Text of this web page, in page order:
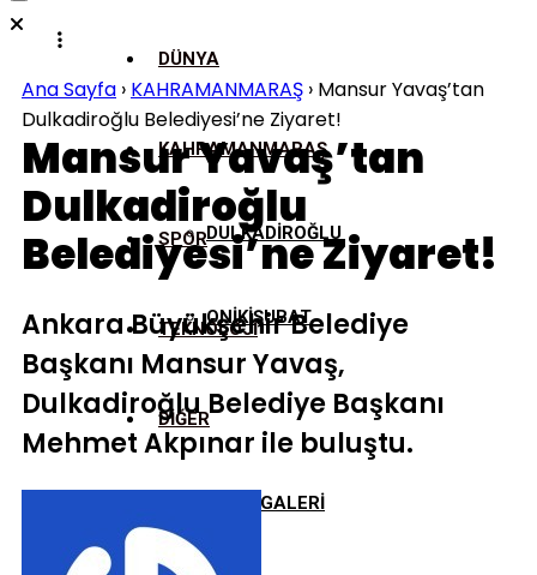
DÜNYA
KAHRAMANMARAŞ
DULKADİROĞLU
ONİKİŞUBAT
SPOR
TEKNOLOJİ
DİĞER
FOTO GALERİ
Ana Sayfa › KAHRAMANMARAŞ › Mansur Yavaş’tan
Dulkadiroğlu Belediyesi’ne Ziyaret!
Mansur Yavaş’tan
Dulkadiroğlu
Belediyesi’ne Ziyaret!
Ankara Büyükşehir Belediye
Başkanı Mansur Yavaş,
Dulkadiroğlu Belediye Başkanı
Mehmet Akpınar ile buluştu.